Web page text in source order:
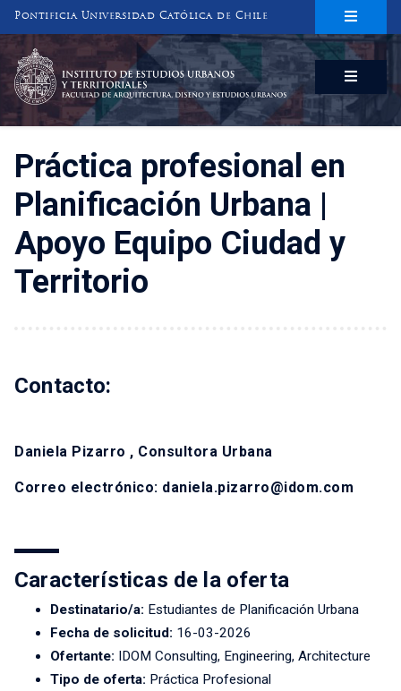
Pontificia Universidad Católica de Chile
INSTITUTO DE ESTUDIOS URBANOS
Y TERRITORIALES
FACULTAD DE ARQUITECTURA, DISEÑO Y ESTUDIOS URBANOS
Práctica profesional en
Planificación Urbana |
Apoyo Equipo Ciudad y
Territorio
Contacto:
Daniela Pizarro , Consultora Urbana
Correo electrónico: daniela.pizarro@idom.com
Características de la oferta
Destinatario/a: Estudiantes de Planificación Urbana
Fecha de solicitud: 16-03-2026
Ofertante: IDOM Consulting, Engineering, Architecture
Tipo de oferta: Práctica Profesional